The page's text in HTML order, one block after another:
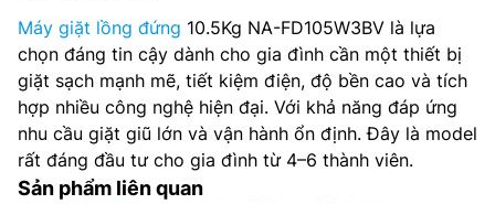
Máy giặt lồng đứng 10.5Kg NA-FD105W3BV là lựa
chọn đáng tin cậy dành cho gia đình cần một thiết bị
giặt sạch mạnh mẽ, tiết kiệm điện, độ bền cao và tích
hợp nhiều công nghệ hiện đại. Với khả năng đáp ứng
nhu cầu giặt giũ lớn và vận hành ổn định. Đây là model
rất đáng đầu tư cho gia đình từ 4–6 thành viên.
Sản phẩm liên quan